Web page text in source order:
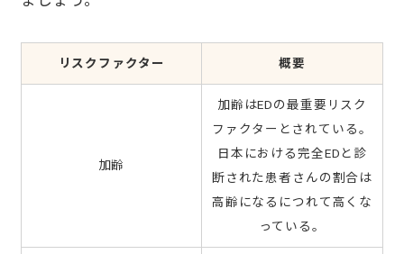
リスクファクター 概要
加齢
加齢はEDの最重要リスク
ファクターとされている。
日本における完全EDと診
断された患者さんの割合は
高齢になるにつれて高くな
っている。